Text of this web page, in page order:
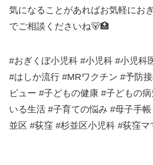
気になることがあればお気軽にお
でご相談くださいね🐻🏥
#おぎくぼ小児科 #小児科 #小児科
#はしか流行 #MRワクチン #予防
ビュー #子どもの健康 #子どもの
いる生活 #子育ての悩み #母子手
並区 #荻窪 #杉並区小児科 #荻窪マ